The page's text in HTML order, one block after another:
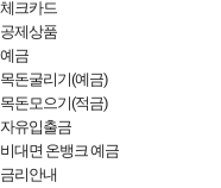
체크카드
공제상품
예금
목돈굴리기(예금)
목돈모으기(적금)
자유입출금
비대면 온뱅크 예금
금리안내